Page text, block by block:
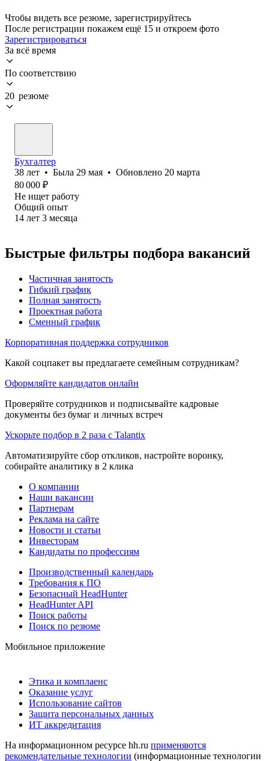
Чтобы видеть все резюме, зарегистрируйтесь
После регистрации покажем ещё 15 и откроем фото
Зарегистрироваться
За всё время
По соответствию
20 резюме
Бухгалтер
38 лет • Была 29 мая • Обновлено 20 марта
80 000 ₽
Не ищет работу
Общий опыт
14 лет 3 месяца
Быстрые фильтры подбора вакансий
Частичная занятость
Гибкий график
Полная занятость
Проектная работа
Сменный график
Корпоративная поддержка сотрудников
Какой соцпакет вы предлагаете семейным сотрудникам?
Оформляйте кандидатов онлайн
Проверяйте сотрудников и подписывайте кадровые
документы без бумаг и личных встреч
Ускорьте подбор в 2 раза с Talantix
Автоматизируйте сбор откликов, настройте воронку,
собирайте аналитику в 2 клика
О компании
Наши вакансии
Партнерам
Реклама на сайте
Новости и статьи
Инвесторам
Кандидаты по профессиям
Производственный календарь
Требования к ПО
Безопасный HeadHunter
HeadHunter API
Поиск работы
Поиск по резюме
Мобильное приложение
Этика и комплаенс
Оказание услуг
Использование сайтов
Защита персональных данных
ИТ аккредитация
На информационном ресурсе hh.ru применяются
рекомендательные технологии (информационные технологии